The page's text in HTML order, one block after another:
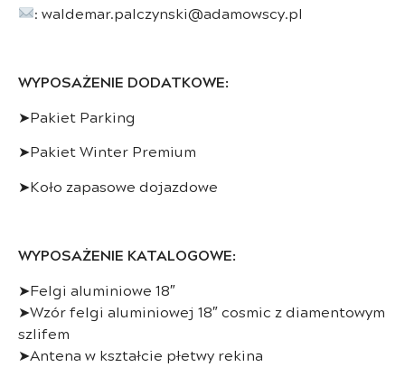
: waldemar.palczynski@adamowscy.pl
WYPOSAŻENIE DODATKOWE:
➤Pakiet Parking
➤Pakiet Winter Premium
➤Koło zapasowe dojazdowe
WYPOSAŻENIE KATALOGOWE:
➤Felgi aluminiowe 18″
➤Wzór felgi aluminiowej 18″ cosmic z diamentowym
szlifem
➤Antena w kształcie płetwy rekina